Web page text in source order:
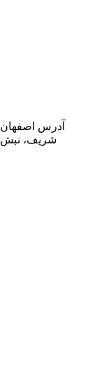
آدرس اصفهان